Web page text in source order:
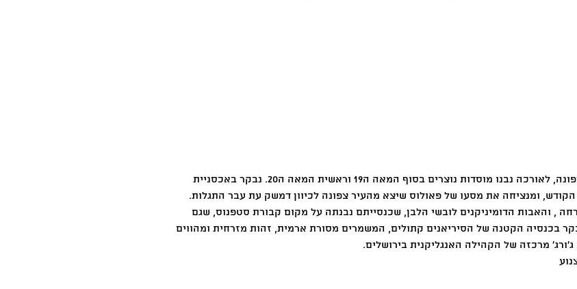
סיור לאורך הדרך שיוצאת משער שכם צפונה, לאורכה נבנו מוסדות נוצרים בסוף המאה ה19 וראשית המאה ה20. נבקר באכסניית
ומנציחה את מסעו של פאולוס שיצא מהעיר צפונה לכיוון דמשק עת עבר התגלות.
, והאבות הדומיניקנים לובשי הלבן, שכנסייתם נבנתה על מקום קבורת סטפנוס, שגם
בכנסיה הקטנה של הסיריאנים קתולים, המשמרים מסורת ארמית, זהות מזרחית ומהווים
מרכזה של הקהילה האנגליקנית בירושלים.